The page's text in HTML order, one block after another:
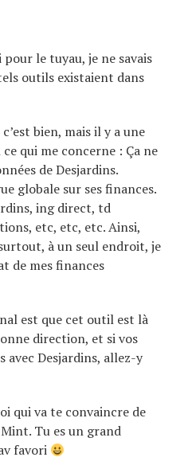
le tuyau, je ne savais
outils existaient dans
bien, mais il y a une
ce qui me concerne : Ça ne
de Desjardins.
globale sur ses finances.
ing direct, td
etc, etc, etc. Ainsi,
à un seul endroit, je
de mes finances
est que cet outil est là
direction, et si vos
avec Desjardins, allez-y
qui va te convaincre de
Tu es un grand
favori